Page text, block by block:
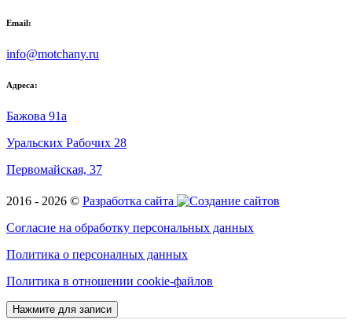
Email:
info@motchany.ru
Адреса:
Бажова 91а
Уральских Рабочих 28
Первомайская, 37
2016 - 2026 © Разработка сайта
Согласие на обработку персональных данных
Политика о персоналных данных
Политика в отношении cookie-файлов
Нажмите для записи